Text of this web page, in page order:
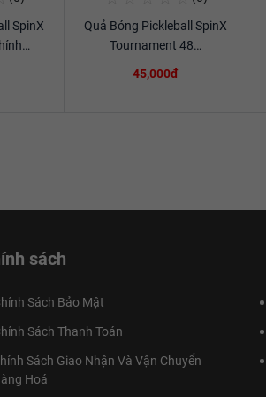
SpinX
Xem chi tiết
Quả Bóng Pickleball SpinX
Tournament 48…
45,000đ
sách
Sách Bảo Mật
Sách Thanh Toán
Sách Giao Nhận Và Vận Chuyển
Hoá